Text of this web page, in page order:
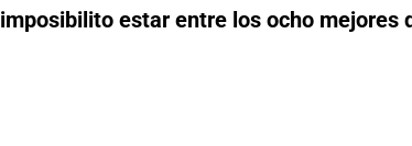
imposibilito estar entre los ocho mejores